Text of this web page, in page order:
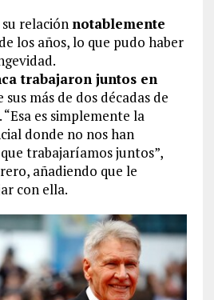
relación notablemente
los años, lo que pudo haber
trabajaron juntos en
más de dos décadas de
es simplemente la
donde no nos han
trabajaríamos juntos”,
añadiendo que le
con ella.